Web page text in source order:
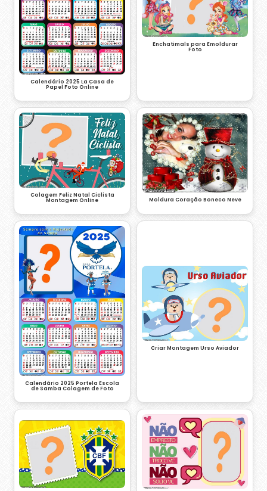
Calendário 2025 La Casa de
Papel Foto Online
Enchatimals para Emoldurar
Foto
Colagem Feliz Natal Ciclista
Montagem Online Moldura Coração Boneco Neve
Calendário 2025 Portela Escola
de Samba Colagem de Foto
Criar Montagem Urso Aviador